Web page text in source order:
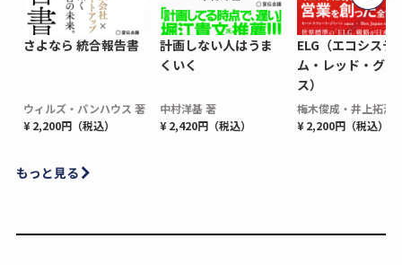
さよなら 統合報告書
ウィルズ・パンハウス 著
¥ 2,200円（税込）
計画しない人はうま
くいく
中村洋基 著
¥ 2,420円（税込）
ELG（エコシステ
ム・レッド・グロ
ス）
梅木俊成・井上拓海
¥ 2,200円（税込）
もっと見る